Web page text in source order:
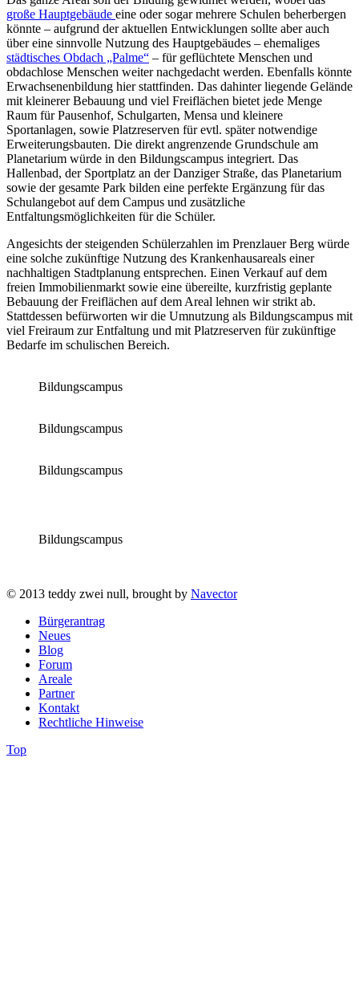
große Hauptgebäude eine oder sogar mehrere Schulen beherbergen
könnte – aufgrund der aktuellen Entwicklungen sollte aber auch
über eine sinnvolle Nutzung des Hauptgebäudes – ehemaliges
städtisches Obdach „Palme“ – für geflüchtete Menschen und
obdachlose Menschen weiter nachgedacht werden. Ebenfalls könnte
Erwachsenenbildung hier stattfinden. Das dahinter liegende Gelände
mit kleinerer Bebauung und viel Freiflächen bietet jede Menge
Raum für Pausenhof, Schulgarten, Mensa und kleinere
Sportanlagen, sowie Platzreserven für evtl. später notwendige
Erweiterungsbauten. Die direkt angrenzende Grundschule am
Planetarium würde in den Bildungscampus integriert. Das
Hallenbad, der Sportplatz an der Danziger Straße, das Planetarium
sowie der gesamte Park bilden eine perfekte Ergänzung für das
Schulangebot auf dem Campus und zusätzliche
Entfaltungsmöglichkeiten für die Schüler.
Angesichts der steigenden Schülerzahlen im Prenzlauer Berg würde
eine solche zukünftige Nutzung des Krankenhausareals einer
nachhaltigen Stadtplanung entsprechen. Einen Verkauf auf dem
freien Immobilienmarkt sowie eine übereilte, kurzfristig geplante
Bebauung der Freiflächen auf dem Areal lehnen wir strikt ab.
Stattdessen befürworten wir die Umnutzung als Bildungscampus mit
viel Freiraum zur Entfaltung und mit Platzreserven für zukünftige
Bedarfe im schulischen Bereich.
Bildungscampus
Bildungscampus
Bildungscampus
Bildungscampus
© 2013 teddy zwei null, brought by Navector
Bürgerantrag
Neues
Blog
Forum
Areale
Partner
Kontakt
Rechtliche Hinweise
Top